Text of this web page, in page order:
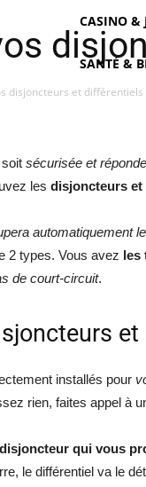
CASINO &
SANTÉ &
disjoncteurs et
soit sécurisée et
les disjoncteurs
automatiquement
2 types. Vous avez les
de court-circuit.
installés pour
rien, faites appel à
qui vous
le différentiel va le